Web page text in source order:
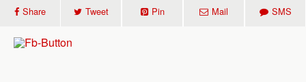
Share Tweet Pin Mail SMS